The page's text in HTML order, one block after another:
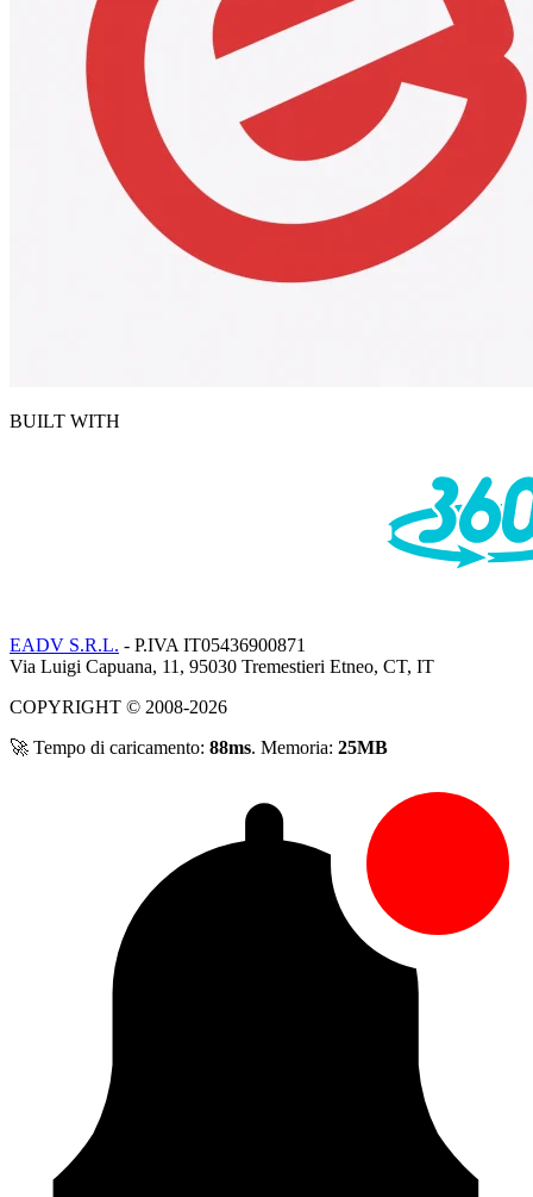
BUILT WITH
EADV S.R.L. - P.IVA IT05436900871
Via Luigi Capuana, 11, 95030 Tremestieri Etneo, CT, IT
COPYRIGHT © 2008-2026
🚀 Tempo di caricamento: 88ms. Memoria: 25MB